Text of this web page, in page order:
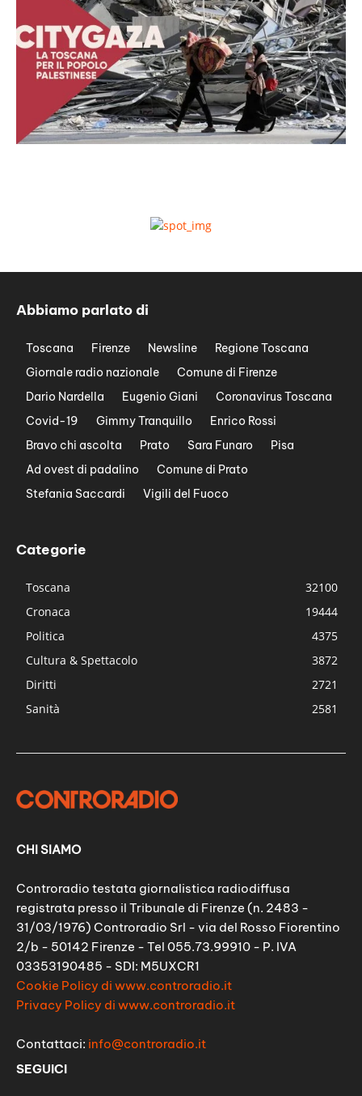
Abbiamo parlato di
Toscana Firenze Newsline
Regione Toscana
Giornale radio nazionale
Comune di Firenze
Dario Nardella
Eugenio Giani
Coronavirus Toscana
Covid-19
Gimmy Tranquillo
Enrico Rossi
Bravo chi ascolta
Prato Sara Funaro
Pisa
Ad ovest di padalino
Comune di Prato
Stefania Saccardi
Vigili del Fuoco
Categorie
Toscana
32100
Cronaca
19444
Politica
4375
Cultura & Spettacolo
3872
Diritti
2721
Sanità
2581
CHI SIAMO
Controradio testata giornalistica radiodiffusa
registrata presso il Tribunale di Firenze (n. 2483 -
31/03/1976) Controradio Srl - via del Rosso Fiorentino
2/b - 50142 Firenze - Tel 055.73.99910 - P. IVA
03353190485 - SDI: M5UXCR1
Cookie Policy di www.controradio.it
Privacy Policy di www.controradio.it
Contattaci: info@controradio.it
SEGUICI